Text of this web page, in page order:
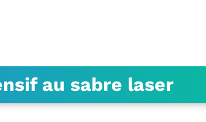
au sabre laser